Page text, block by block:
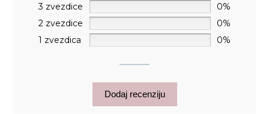
3 zvezdice
0%
2 zvezdice
0%
1 zvezdica
0%
Dodaj recenziju